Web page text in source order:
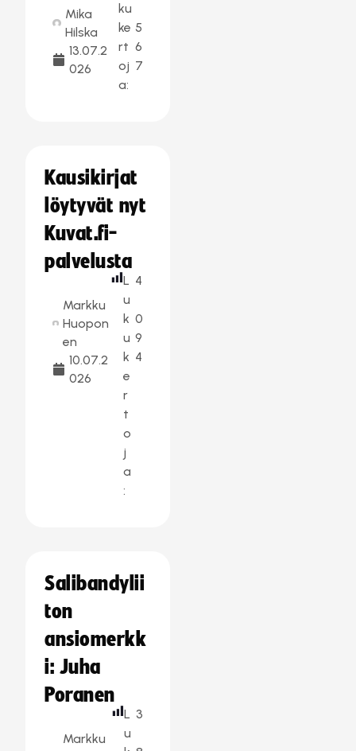
Mika
Hilska
13.07.2
026
ku
ke
rt
oj
a:
5
6
7
Kausikirjat
löytyvät nyt
Kuvat.fi-
palvelusta
Markku
Huopon
en
10.07.2
026
L
u
k
u
k
e
r
t
o
j
a
:
4
0
9
4
Salibandylii
ton
ansiomerkk
i: Juha
Poranen
Markku
L
u
3